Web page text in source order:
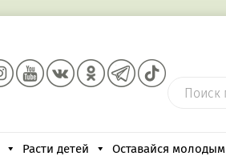
Расти детей Оставайся молодым